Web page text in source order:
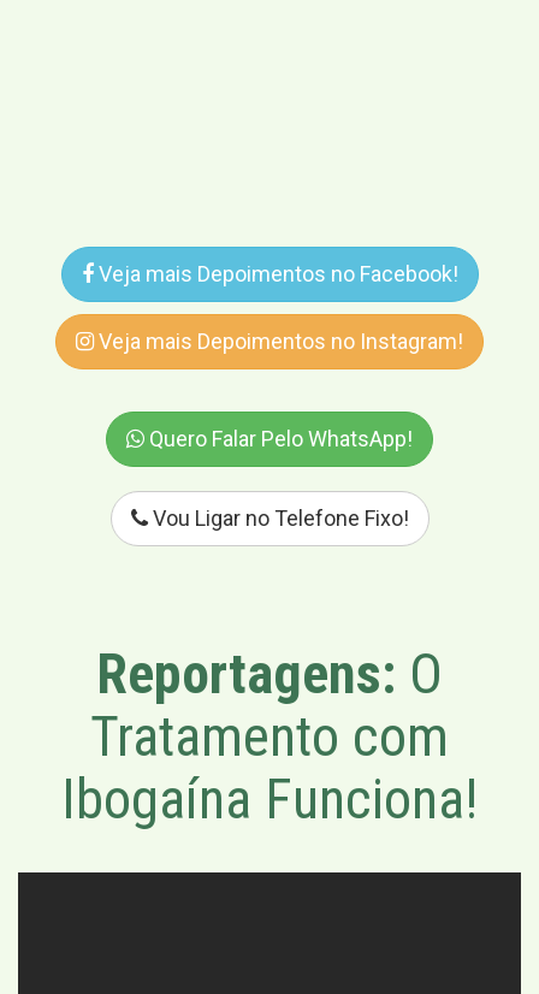
Veja mais Depoimentos no Facebook!
Veja mais Depoimentos no Instagram!
Quero Falar Pelo WhatsApp!
Vou Ligar no Telefone Fixo!
Reportagens: O
Tratamento com
Ibogaína Funciona!